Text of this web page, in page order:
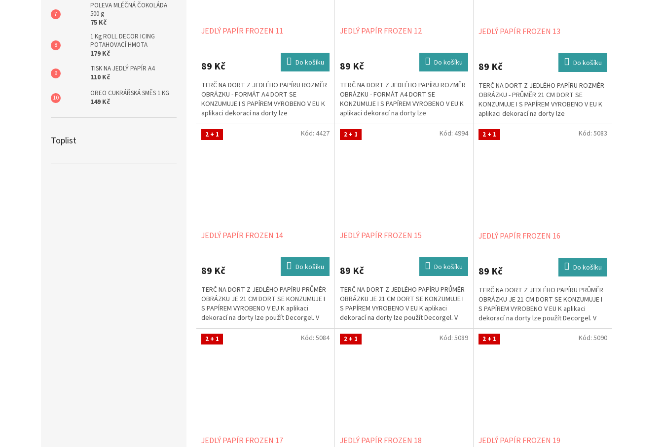
POLEVA MLÉČNÁ ČOKOLÁDA
500 g
75 Kč
1 Kg ROLL DECOR ICING
POTAHOVACÍ HMOTA
179 Kč
TISK NA JEDLÝ PAPÍR A4
110 Kč
OREO CUKRÁŘSKÁ SMĚS 1 KG
149 Kč
Toplist
JEDLÝ PAPÍR FROZEN 11
89 Kč Do košíku
TERČ NA DORT Z JEDLÉHO PAPÍRU ROZMĚR
OBRÁZKU - FORMÁT A4 DORT SE
KONZUMUJE I S PAPÍREM VYROBENO V EU K
aplikaci dekorací na dorty lze
použít Decorgel. V případě, že jej...
JEDLÝ PAPÍR FROZEN 12
89 Kč Do košíku
TERČ NA DORT Z JEDLÉHO PAPÍRU ROZMĚR
OBRÁZKU - FORMÁT A4 DORT SE
KONZUMUJE I S PAPÍREM VYROBENO V EU K
aplikaci dekorací na dorty lze
použít Decorgel. V případě, že jej...
JEDLÝ PAPÍR FROZEN 13
89 Kč Do košíku
TERČ NA DORT Z JEDLÉHO PAPÍRU ROZMĚR
OBRÁZKU - PRŮMĚR 21 CM DORT SE
KONZUMUJE I S PAPÍREM VYROBENO V EU K
aplikaci dekorací na dorty lze
použít Decorgel. V případě, že jej...
2 + 1
JEDLÝ PAPÍR FROZEN 14
89 Kč Do košíku
TERČ NA DORT Z JEDLÉHO PAPÍRU PRŮMĚR
OBRÁZKU JE 21 CM DORT SE KONZUMUJE I
S PAPÍREM VYROBENO V EU K aplikaci
dekorací na dorty lze použít Decorgel. V
případě, že jej...
Kód: 4427 2 + 1
JEDLÝ PAPÍR FROZEN 15
89 Kč Do košíku
TERČ NA DORT Z JEDLÉHO PAPÍRU PRŮMĚR
OBRÁZKU JE 21 CM DORT SE KONZUMUJE I
S PAPÍREM VYROBENO V EU K aplikaci
dekorací na dorty lze použít Decorgel. V
případě, že jej...
Kód: 4994 2 + 1
JEDLÝ PAPÍR FROZEN 16
89 Kč Do košíku
TERČ NA DORT Z JEDLÉHO PAPÍRU PRŮMĚR
OBRÁZKU JE 21 CM DORT SE KONZUMUJE I
S PAPÍREM VYROBENO V EU K aplikaci
dekorací na dorty lze použít Decorgel. V
případě, že jej...
Kód: 5083
2 + 1
JEDLÝ PAPÍR FROZEN 17
Kód: 5084 2 + 1
JEDLÝ PAPÍR FROZEN 18
Kód: 5089 2 + 1
JEDLÝ PAPÍR FROZEN 19
Kód: 5090